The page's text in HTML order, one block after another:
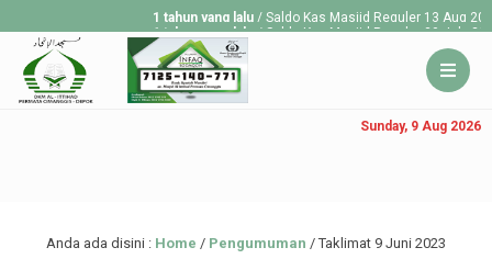
1 tahun yang lalu / Saldo Kas Masjid Reguler 13 Aug 2025
1 tahun yang lalu/ Saldo Kas Masjid Reguler 30 July 2025
1 tahun yang lalu/ Saldo Kas Masjid Reguler 23 July 2025
Sunday, 9 Aug 2026
Anda ada disini : Home / Pengumuman /Taklimat 9 Juni 2023